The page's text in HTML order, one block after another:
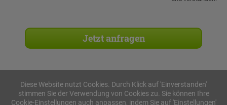
Stadtrallyes
Diese Website nutzt Cookies. Durch Klick auf 'Einverstanden'
stimmen Sie der Verwendung von Cookies zu. Sie können Ihre
Cookie-Einstellungen auch anpassen, indem Sie auf 'Einstellungen'